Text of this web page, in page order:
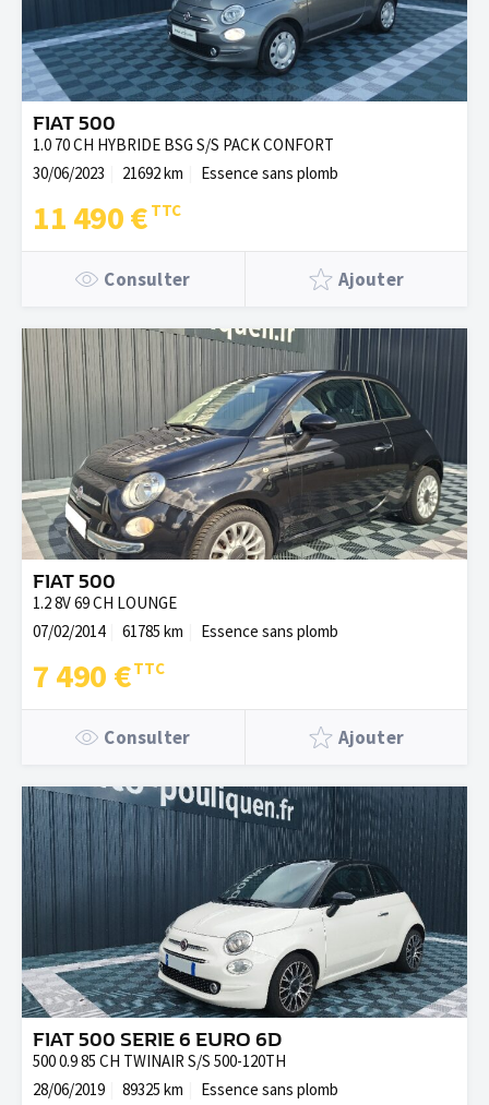
FIAT 500
1.0 70 CH HYBRIDE BSG S/S PACK CONFORT
30/06/2023
21692 km Essence sans plomb
11 490 €
Consulter Ajouter
FIAT 500
1.2 8V 69 CH LOUNGE
07/02/2014
61785 km Essence sans plomb
7 490 €
Consulter Ajouter
FIAT 500 SERIE 6 EURO 6D
500 0.9 85 CH TWINAIR S/S 500-120TH
28/06/2019
89325 km Essence sans plomb